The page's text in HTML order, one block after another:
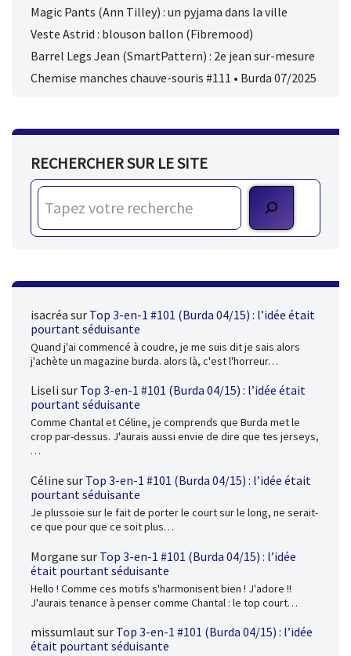
Magic Pants (Ann Tilley) : un pyjama dans la ville
Veste Astrid : blouson ballon (Fibremood)
Barrel Legs Jean (SmartPattern) : 2e jean sur-mesure
Chemise manches chauve-souris #111 • Burda 07/2025
RECHERCHER SUR LE SITE
isacréa sur Top 3-en-1 #101 (Burda 04/15) : l’idée était
pourtant séduisante
Quand j'ai commencé à coudre, je me suis dit je sais alors
j'achète un magazine burda. alors là, c'est l'horreur…
Liseli sur Top 3-en-1 #101 (Burda 04/15) : l’idée était
pourtant séduisante
Comme Chantal et Céline, je comprends que Burda met le
crop par-dessus. J'aurais aussi envie de dire que tes jerseys,
…
Céline sur Top 3-en-1 #101 (Burda 04/15) : l’idée était
pourtant séduisante
Je plussoie sur le fait de porter le court sur le long, ne serait-
ce que pour que ce soit plus…
Morgane sur Top 3-en-1 #101 (Burda 04/15) : l’idée
était pourtant séduisante
Hello ! Comme ces motifs s'harmonisent bien ! J'adore !!
J'aurais tenance à penser comme Chantal : le top court…
missumlautsur Top 3-en-1 #101 (Burda 04/15) : l’idée
était pourtant séduisante